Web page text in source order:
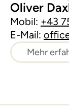
Oliver
Mobil: +43
E-Mail:
Mehr